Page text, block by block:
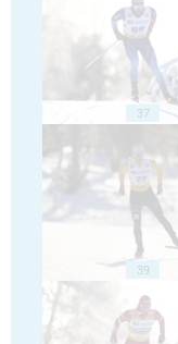
37
39